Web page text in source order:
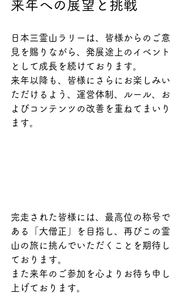
来年への展望と挑戦
日本三霊山ラリーは、皆様からのご意
見を賜りながら、発展途上のイベント
として成長を続けております。
来年以降も、皆様にさらにお楽しみい
ただけるよう、運営体制、ルール、お
よびコンテンツの改善を重ねてまいり
ます。
完走された皆様には、最高位の称号で
ある「大僧正」を目指し、再びこの霊
山の旅に挑んでいただくことを期待し
ております。
また来年のご参加を心よりお待ち申し
上げております。